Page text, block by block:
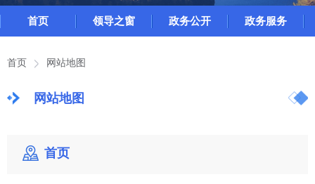
首页 领导之窗 政务公开 政务服务
首页 网站地图
网站地图
首页